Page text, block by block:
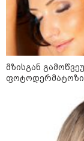
მზისგან